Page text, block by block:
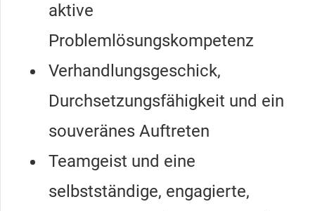
aktive
Problemlösungskompetenz
Verhandlungsgeschick,
Durchsetzungsfähigkeit und ein
souveränes Auftreten
Teamgeist und eine
selbstständige, engagierte,